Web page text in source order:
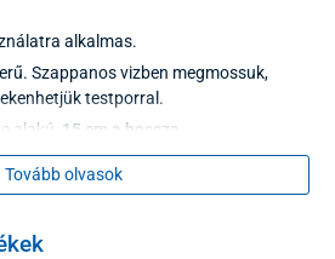
alkalmas.
Szappanos vizben megmossuk,
testporral.
alakú, 15 cm a hossza.
- lerövidíthető.
szilikon gél.
Tovább olvasok